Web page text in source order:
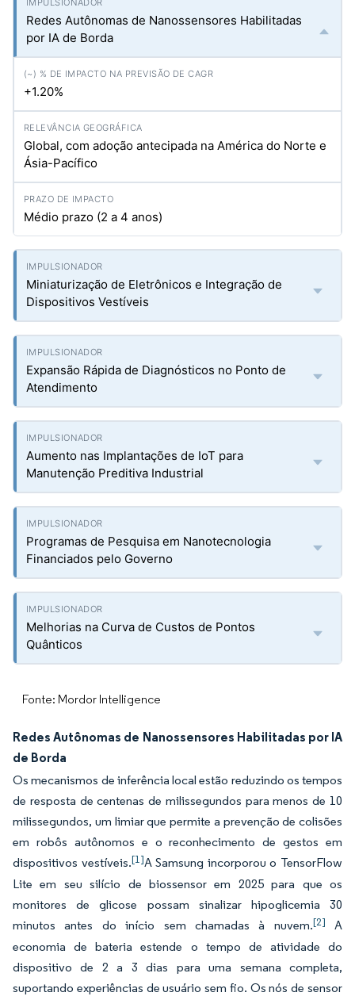
Redes Autônomas de Nanossensores Habilitadas
por IA de Borda
+1.20%
Global, com adoção antecipada na América do Norte e
Ásia-Pacífico
Médio prazo (2 a 4 anos)
Miniaturização de Eletrônicos e Integração de
Dispositivos Vestíveis
Expansão Rápida de Diagnósticos no Ponto de
Atendimento
Aumento nas Implantações de IoT para
Manutenção Preditiva Industrial
Programas de Pesquisa em Nanotecnologia
Financiados pelo Governo
Melhorias na Curva de Custos de Pontos
Quânticos
Fonte: Mordor Intelligence
Redes Autônomas de Nanossensores Habilitadas por IA
de Borda
Os mecanismos de inferência local estão reduzindo os tempos
de resposta de centenas de milissegundos para menos de 10
milissegundos, um limiar que permite a prevenção de colisões
em robôs autônomos e o reconhecimento de gestos em
dispositivos vestíveis.[1]A Samsung incorporou o TensorFlow
Lite em seu silício de biossensor em 2025 para que os
monitores de glicose possam sinalizar hipoglicemia 30
minutos antes do início sem chamadas à nuvem.[2] A
economia de bateria estende o tempo de atividade do
dispositivo de 2 a 3 dias para uma semana completa,
suportando experiências de usuário sem fio. Os nós de sensor